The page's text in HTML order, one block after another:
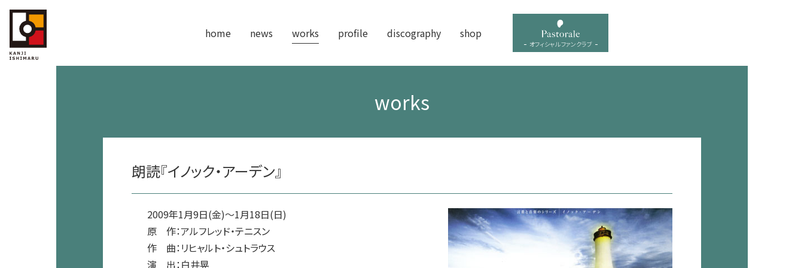
home news works profile discography shop
オフィシャル ファンクラブ
works
朗読『イノック・アーデン』
2009年1月9日(金)～1月18日(日)
原 作：アルフレッド・テニスン
作 曲：リヒャルト・シュトラウス
演 出：白井晃